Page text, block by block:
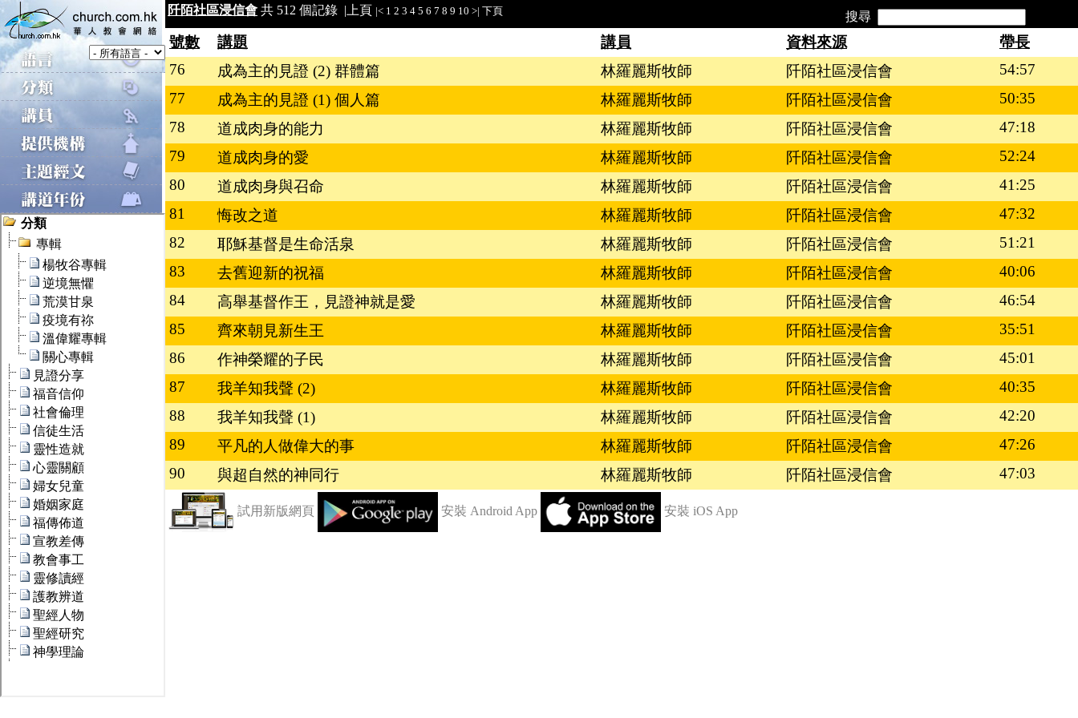
阡陌社區浸信會 共 512 個記錄 | 上頁 |< 1 2 3 4 5 6 7 8 9 10 >| 下頁 搜尋
號數 講題 講員 資料來源
帶長
76
成為主的見證 (2) 群體篇 林羅麗斯牧師 阡陌社區浸信會
54:57
77
成為主的見證 (1) 個人篇 林羅麗斯牧師 阡陌社區浸信會
50:35
78
道成肉身的能力 林羅麗斯牧師 阡陌社區浸信會
47:18
79
道成肉身的愛 林羅麗斯牧師 阡陌社區浸信會
52:24
80
道成肉身與召命 林羅麗斯牧師 阡陌社區浸信會
41:25
81
悔改之道 林羅麗斯牧師 阡陌社區浸信會
47:32
82
耶穌基督是生命活泉 林羅麗斯牧師 阡陌社區浸信會
51:21
83
去舊迎新的祝福 林羅麗斯牧師 阡陌社區浸信會
40:06
84
高舉基督作王，見證神就是愛 林羅麗斯牧師 阡陌社區浸信會
46:54
85
齊來朝見新生王 林羅麗斯牧師 阡陌社區浸信會
35:51
86
作神榮耀的子民 林羅麗斯牧師 阡陌社區浸信會
45:01
87
我羊知我聲 (2) 林羅麗斯牧師 阡陌社區浸信會
40:35
88
我羊知我聲 (1) 林羅麗斯牧師 阡陌社區浸信會
42:20
89
平凡的人做偉大的事 林羅麗斯牧師 阡陌社區浸信會
47:26
90
與超自然的神同行 林羅麗斯牧師 阡陌社區浸信會 47:03
試用新版網頁 安裝 Android App 安裝 iOS App